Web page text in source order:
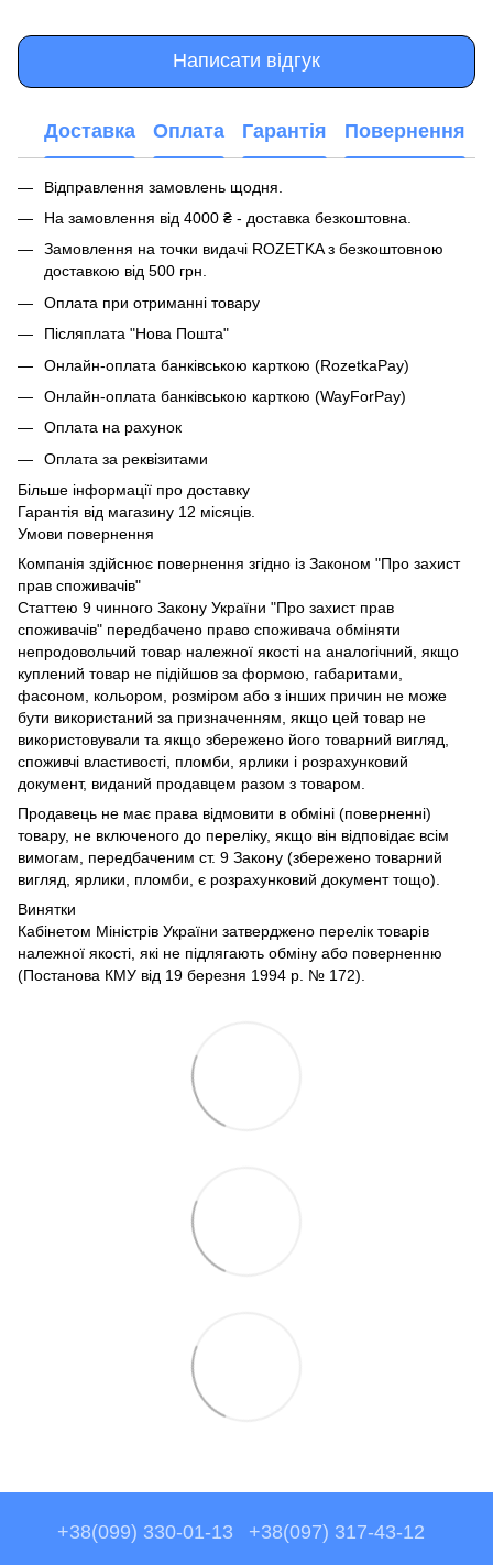
Написати відгук
Доставка Оплата Гарантія Повернення
Відправлення замовлень щодня.
На замовлення від 4000 ₴ - доставка безкоштовна.
Замовлення на точки видачі ROZETKA з безкоштовною
доставкою від 500 грн.
Оплата при отриманні товару
Післяплата "Нова Пошта"
Онлайн-оплата банківською карткою (RozetkaPay)
Онлайн-оплата банківською карткою (WayForPay)
Оплата на рахунок
Оплата за реквізитами
Більше інформації про доставку
Гарантія від магазину 12 місяців.
Умови повернення
Компанія здійснює повернення згідно із Законом "Про захист
прав споживачів"
Статтею 9 чинного Закону України "Про захист прав
споживачів" передбачено право споживача обміняти
непродовольчий товар належної якості на аналогічний, якщо
куплений товар не підійшов за формою, габаритами,
фасоном, кольором, розміром або з інших причин не може
бути використаний за призначенням, якщо цей товар не
використовували та якщо збережено його товарний вигляд,
споживчі властивості, пломби, ярлики і розрахунковий
документ, виданий продавцем разом з товаром.
Продавець не має права відмовити в обміні (поверненні)
товару, не включеного до переліку, якщо він відповідає всім
вимогам, передбаченим ст. 9 Закону (збережено товарний
вигляд, ярлики, пломби, є розрахунковий документ тощо).
Винятки
Кабінетом Міністрів України затверджено перелік товарів
належної якості, які не підлягають обміну або поверненню
(Постанова КМУ від 19 березня 1994 р. № 172).
+38(099) 330-01-13 +38(097) 317-43-12